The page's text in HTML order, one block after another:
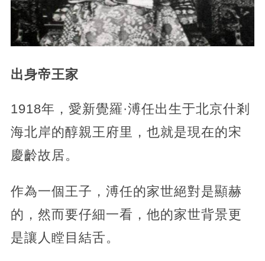
出身帝王家
1918年，愛新覺羅·溥任出生于北京什剎
海北岸的醇親王府里，也就是現在的宋
慶齡故居。
作為一個王子，溥任的家世絕對是顯赫
的，然而要仔細一看，他的家世背景更
是讓人瞠目結舌。